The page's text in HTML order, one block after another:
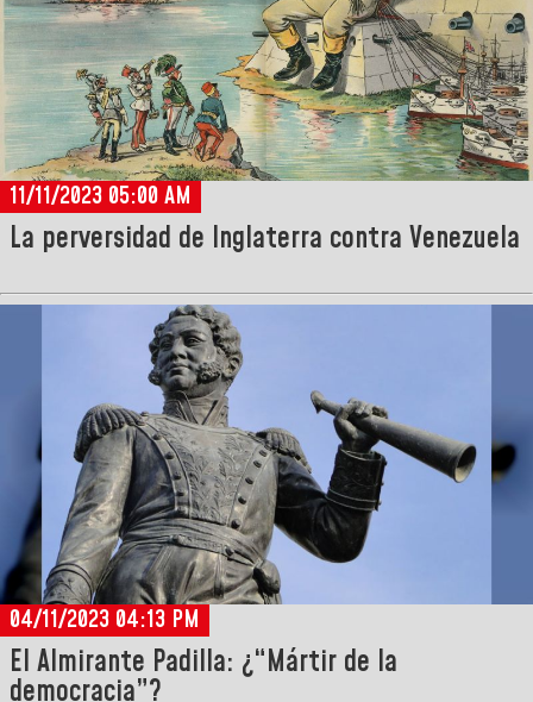
11/11/2023 05:00 AM
La perversidad de Inglaterra contra Venezuela
04/11/2023 04:13 PM
El Almirante Padilla: ¿“Mártir de la
democracia”?